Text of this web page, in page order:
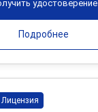
удостоверение
Подробнее
Лицензия